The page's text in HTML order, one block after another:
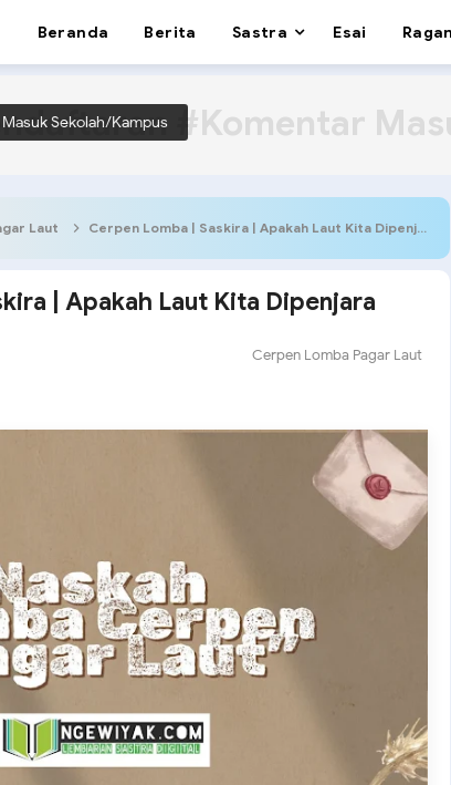
Beranda Berita Sastra Esai
Sekolah/Kampus #Komentar
Laut Cerpen Lomba | Saskira | Apakah Laut Kita Dipenjara
| Apakah Laut Kita Dipenjara
Cerpen Lomba Pagar Laut